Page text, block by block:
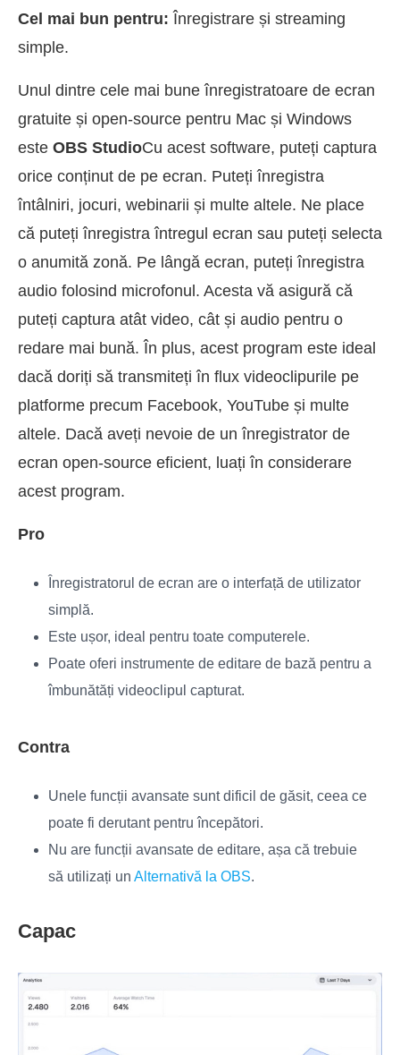
Cel mai bun pentru: Înregistrare și streaming
simple.
Unul dintre cele mai bune înregistratoare de ecran
gratuite și open-source pentru Mac și Windows
este OBS StudioCu acest software, puteți captura
orice conținut de pe ecran. Puteți înregistra
întâlniri, jocuri, webinarii și multe altele. Ne place
că puteți înregistra întregul ecran sau puteți selecta
o anumită zonă. Pe lângă ecran, puteți înregistra
audio folosind microfonul. Acesta vă asigură că
puteți captura atât video, cât și audio pentru o
redare mai bună. În plus, acest program este ideal
dacă doriți să transmiteți în flux videoclipurile pe
platforme precum Facebook, YouTube și multe
altele. Dacă aveți nevoie de un înregistrator de
ecran open-source eficient, luați în considerare
acest program.
Pro
Înregistratorul de ecran are o interfață de utilizator
simplă.
Este ușor, ideal pentru toate computerele.
Poate oferi instrumente de editare de bază pentru a
îmbunătăți videoclipul capturat.
Contra
Unele funcții avansate sunt dificil de găsit, ceea ce
poate fi derutant pentru începători.
Nu are funcții avansate de editare, așa că trebuie
să utilizați un Alternativă la OBS.
Capac